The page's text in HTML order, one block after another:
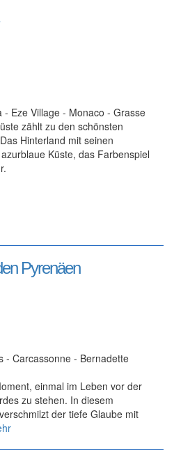
Eze Village - Monaco - Grasse
zählt zu den schönsten
Hinterland mit seinen
Küste, das Farbenspiel
Pyrenäen
- Carcassonne - Bernadette
einmal im Leben vor der
zu stehen. In diesem
der tiefe Glaube mit